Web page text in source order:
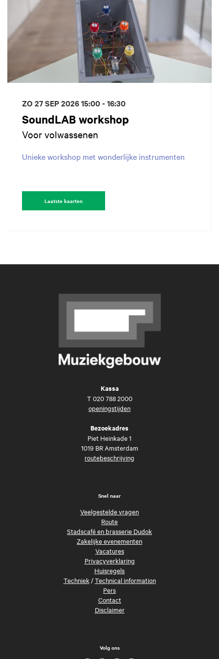
SoundLAB workshop
Voor volwassenen
Unieke workshop met wonderlijke instrumenten
ZO 27 SEP 202615:00 - 16:30
Laatste kaarten
Kassa
T 020 788 2000
openingstijden
Bezoekadres
Piet Heinkade 1
1019 BR Amsterdam
routebeschrijving
Snel naar
Veelgestelde vragen
Route
Stadscafé en brasserie Dudok
Zakelijke evenementen
Vacatures
Privacyverklaring
Huisregels
Techniek/Technical information
Pers
Contact
Disclaimer
Volg ons